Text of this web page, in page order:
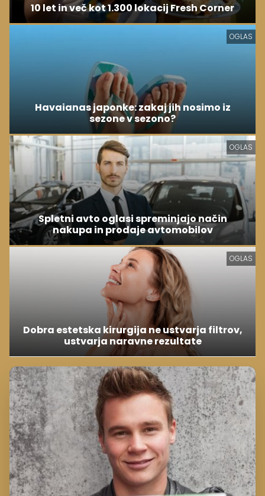
10 let in več kot 1.300 lokacij Fresh Corner
OGLAS
Havaianas japonke: zakaj jih nosimo iz
sezone v sezono?
OGLAS
Spletni avto oglasi spreminjajo način
nakupa in prodaje avtomobilov
OGLAS
Dobra estetska kirurgija ne ustvarja filtrov,
ustvarja naravne rezultate